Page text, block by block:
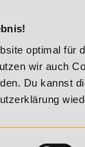
optimal für
wir auch
Du kannst
20%